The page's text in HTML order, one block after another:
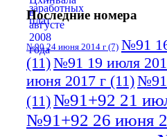
Последние номера
№90 24 июня 2014 г (7) №91
(11)№91 19 июля
июня 2017 г (11)№91
(11)№91+92 21
№91+92 26 июня